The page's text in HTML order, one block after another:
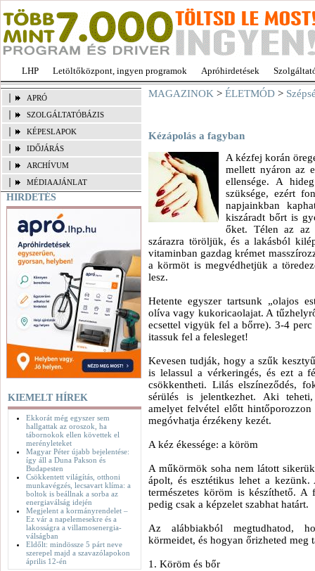
LHP Letöltőközpont, ingyen programok Apróhirdetések
APRÓ
SZOLGÁLTATÓBÁZIS
KÉPESLAPOK
IDŐJÁRÁS
ARCHÍVUM
MÉDIAAJÁNLAT
HIRDETÉS
KIEMELT HÍREK
Ekkorát még egyszer sem
hallgattak az oroszok, ha
tábornokok ellen követtek el
merényleteket
Magyar Péter újabb bejelentése:
így áll a Duna Pakson és
Budapesten
Csökkentett világítás, otthoni
munkavégzés, lecsavart klíma: a
boltok is beállnak a sorba az
energiaválság idején
Megjelent a kormányrendelet –
Ez vár a napelemesekre és a
lakosságra a villamosenergia-
válságban
Eldőlt: mindössze 5 párt neve
szerepel majd a szavazólapokon
április 12-én
MAGAZINOK > ÉLETMÓD >
Kézápolás a fagyban
A kézfej korán
mellett nyáron az
ellensége. A
szüksége, ezért
napjainkban
kiszáradt bőrt is
őket. Télen az az
szárazra töröljük, és a lakásból
vitaminban gazdag krémet
a körmöt is megvédhetjük a
lesz.
Hetente egyszer tartsunk „olajos
olíva vagy kukoricaolajat. A
ecsettel vigyük fel a bőrre). 3-4
itassuk fel a felesleget!
Kevesen tudják, hogy a szűk
is lelassul a vérkeringés, és ezt a
csökkentheti. Lilás elszíneződés,
sérülés is jelentkezhet. Aki
amelyet felvétel előtt
megóvhatja érzékeny kezét.
A kéz ékessége: a köröm
A műkörmök soha nem látott
ápolt, és esztétikus lehet a
természetes köröm is készíthető.
pedig csak a képzelet szabhat határt.
Az alábbiakból megtudhatod,
körmeidet, és hogyan őrizheted meg
1. Köröm és bőr